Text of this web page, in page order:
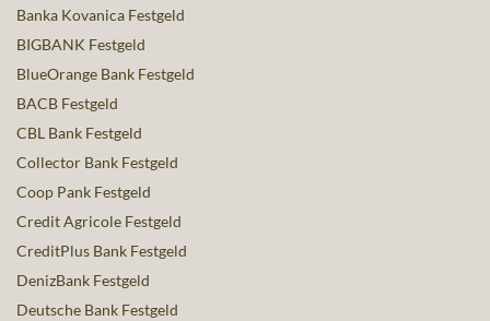
Banka Kovanica Festgeld
BIGBANK Festgeld
BlueOrange Bank Festgeld
BACB Festgeld
CBL Bank Festgeld
Collector Bank Festgeld
Coop Pank Festgeld
Credit Agricole Festgeld
CreditPlus Bank Festgeld
DenizBank Festgeld
Deutsche Bank Festgeld